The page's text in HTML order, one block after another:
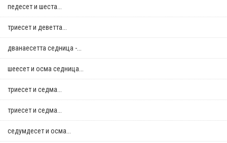
педесет и шеста...
триесет и деветта...
дванаесетта седница -...
шеесет и осма седница...
триесет и седма...
триесет и седма...
седумдесет и осма...